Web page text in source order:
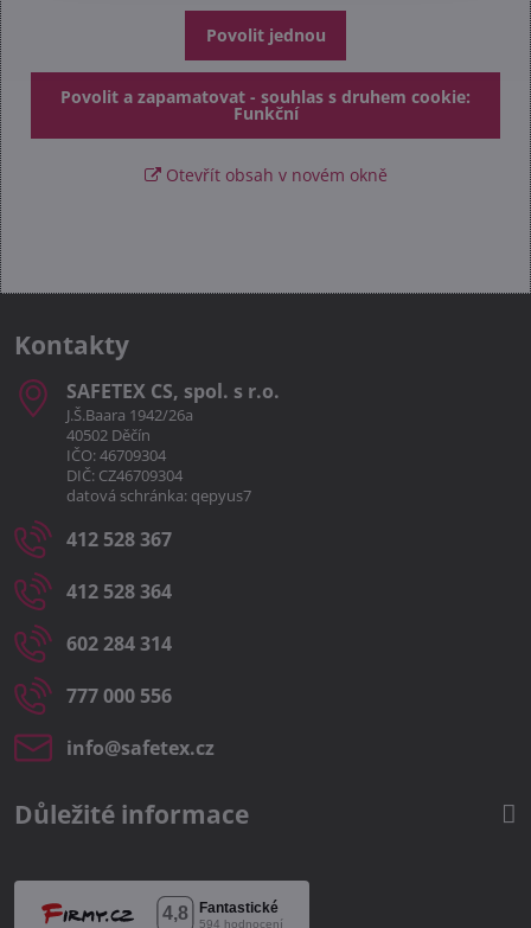
Povolit jednou
Povolit a zapamatovat - souhlas s druhem cookie:
Funkční
Otevřít obsah v novém okně
Kontakty
SAFETEX CS, spol​. s r​.o​.
J.Š.Baara 1942/26a
40502 Děčín
IČO: 46709304
DIČ: CZ46709304
datová schránka: qepyus7
412 528 367
412 528 364
602 284 314
777 000 556
info​@safetex​.cz
Důležité informace